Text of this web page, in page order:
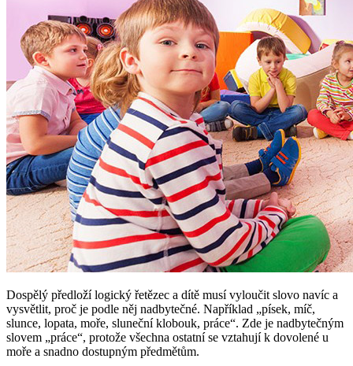
Dospělý předloží logický řetězec a dítě musí vyloučit slovo navíc a
vysvětlit, proč je podle něj nadbytečné. Například „písek, míč,
slunce, lopata, moře, sluneční klobouk, práce“. Zde je nadbytečným
slovem „práce“, protože všechna ostatní se vztahují k dovolené u
moře a snadno dostupným předmětům.